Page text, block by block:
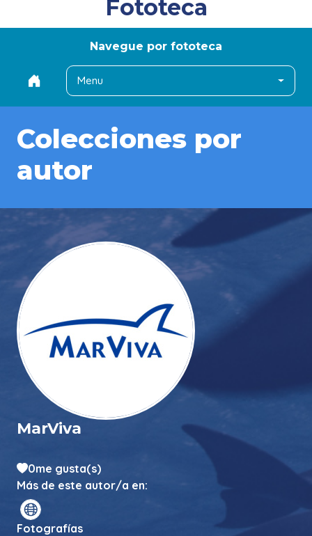
Fototeca
Navegue por fototeca
Menu
Colecciones por
autor
MarViva
0me gusta(s)
Más de este autor/a en:
Fotografías